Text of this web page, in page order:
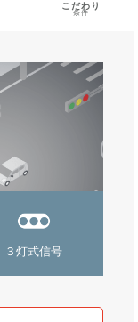
こだわり
条件
３灯式信号